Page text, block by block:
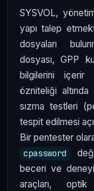
SYSVOL,
yapı talep
dosyaları
dosyası, GPP
bilgilerini
özniteliği
sızma testleri
tespit edilmesi
Bir pentester
cpassword
beceri ve
araçları,